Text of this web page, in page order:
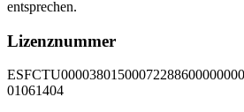
entsprechen.
Lizenznummer
01061404